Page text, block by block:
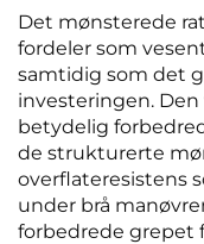
med Mazda
Det mønsterede
fordeler som
samtidig som det
investeringen.
betydelig
de strukturerte
overflateresistens
under brå
forbedrede grepet